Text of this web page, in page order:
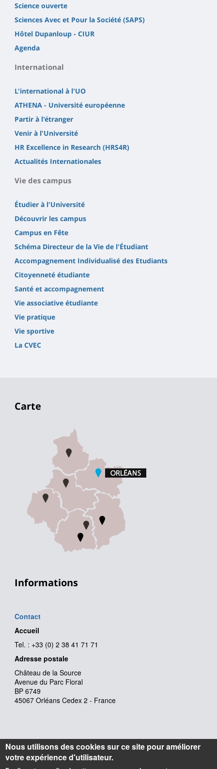
Science ouverte
Sciences Avec et Pour la Société (SAPS)
Hôtel Dupanloup - CIUR
Agenda
International
L'international à l'UO
ATHENA - Université européenne
Partir à l'étranger
Venir à l'Université
HR Excellence in Research (HRS4R)
Actualités Internationales
Vie des campus
Étudier à l'Université
Découvrir les campus
Campus en Fête
Schéma Directeur de la Vie de l'Étudiant
Accompagnement Individualisé des Etudiants
Citoyenneté étudiante
Santé et accompagnement
Vie associative étudiante
Vie pratique
Vie sportive
La CVEC
Carte
Informations
Contact
Accueil
Tel. : +33 (0) 2 38 41 71 71
Adresse postale
Château de la Source
Avenue du Parc Floral
BP 6749
45067 Orléans Cedex 2 - France
Nous utilisons des cookies sur ce site pour améliorer
votre expérience d'utilisateur.